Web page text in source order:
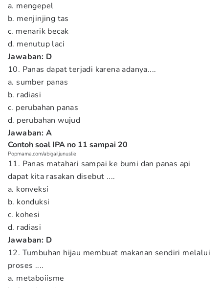
a. mengepel
b. menjinjing tas
c. menarik becak
d. menutup laci
Jawaban: D
10. Panas dapat terjadi karena adanya....
a. sumber panas
b. radiasi
c. perubahan panas
d. perubahan wujud
Jawaban: A
Contoh soal IPA no 11 sampai 20
Popmama.com/abigailjunuslie
11. Panas matahari sampai ke bumi dan panas api
dapat kita rasakan disebut ....
a. konveksi
b. konduksi
c. kohesi
d. radiasi
Jawaban: D
12. Tumbuhan hijau membuat makanan sendiri melalui
proses ....
a. metaboiisme